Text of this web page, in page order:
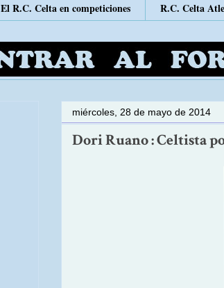
El R.C. Celta en competiciones R.C. Celta
miércoles, 28 de mayo de 2014
Dori Ruano : Celtista